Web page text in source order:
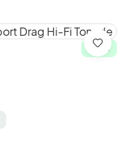
I lager
Spara